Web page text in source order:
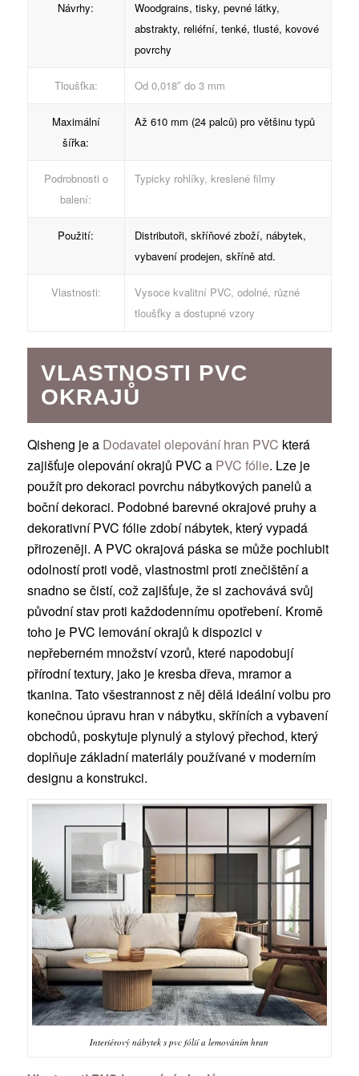
Návrhy:
Woodgrains, tisky, pevné látky,
abstrakty, reliéfní, tenké, tlusté, kovové
povrchy
Tloušťka: Od 0,018″ do 3 mm
Maximální
šířka:
Až 610 mm (24 palců) pro většinu typů
Podrobnosti o
balení:
Typicky rohlíky, kreslené filmy
Použití:
Distributoři, skříňové zboží, nábytek,
vybavení prodejen, skříně atd.
Vlastnosti:
Vysoce kvalitní PVC, odolné, různé
tloušťky a dostupné vzory
VLASTNOSTI PVC
OKRAJŮ
Qisheng je aDodavatel olepování hran PVC která
zajišťuje olepování okrajů PVC a PVC fólie. Lze je
použít pro dekoraci povrchu nábytkových panelů a
boční dekoraci. Podobné barevné okrajové pruhy a
dekorativní PVC fólie zdobí nábytek, který vypadá
přirozeněji. A PVC okrajová páska se může pochlubit
odolností proti vodě, vlastnostmi proti znečištění a
snadno se čistí, což zajišťuje, že si zachovává svůj
původní stav proti každodennímu opotřebení. Kromě
toho je PVC lemování okrajů k dispozici v
nepřeberném množství vzorů, které napodobují
přírodní textury, jako je kresba dřeva, mramor a
tkanina. Tato všestrannost z něj dělá ideální volbu pro
konečnou úpravu hran v nábytku, skříních a vybavení
obchodů, poskytuje plynulý a stylový přechod, který
doplňuje základní materiály používané v moderním
designu a konstrukci.
Interiérový nábytek s pvc fólií a lemováním hran